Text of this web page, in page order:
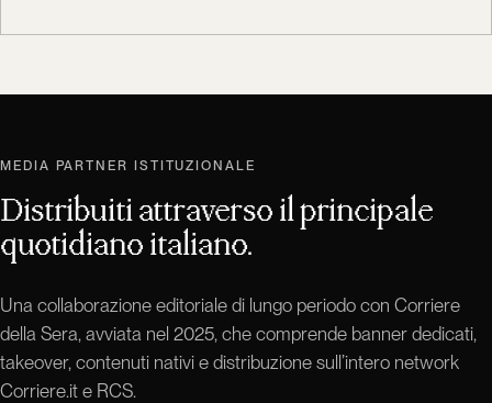
MEDIA PARTNER ISTITUZIONALE
Distribuiti attraverso il principale
quotidiano italiano.
Una collaborazione editoriale di lungo periodo con Corriere
della Sera, avviata nel 2025, che comprende banner dedicati,
takeover, contenuti nativi e distribuzione sull’intero network
Corriere.it e RCS.